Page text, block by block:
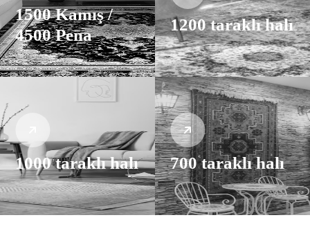
1500 Kamış /
4500 Pena
1200 taraklı halı
1000 taraklı halı 700 taraklı halı